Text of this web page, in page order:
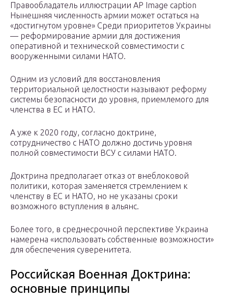
Правообладатель иллюстрации AP Image caption
Нынешняя численность армии может остаться на
«достигнутом уровне» Среди приоритетов Украины
— реформирование армии для достижения
оперативной и технической совместимости с
вооруженными силами НАТО.
Одним из условий для восстановления
территориальной целостности называют реформу
системы безопасности до уровня, приемлемого для
членства в ЕС и НАТО.
А уже к 2020 году, согласно доктрине,
сотрудничество с НАТО должно достичь уровня
полной совместимости ВСУ с силами НАТО.
Доктрина предполагает отказ от внеблоковой
политики, которая заменяется стремлением к
членству в ЕС и НАТО, но не указаны сроки
возможного вступления в альянс.
Более того, в среднесрочной перспективе Украина
намерена «использовать собственные возможности»
для обеспечения суверенитета.
Российская Военная Доктрина:
основные принципы